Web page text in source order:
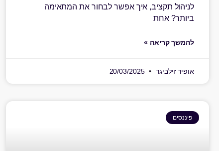
לניהול תקציב, איך אפשר לבחור את המתאימה
ביותר? אחת
להמשך קריאה »
אופיר זילביגר 20/03/2025
פיננסים